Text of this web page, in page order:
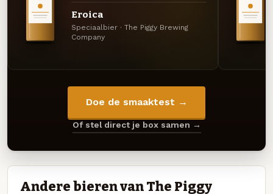
Eroica
Speciaalbier · The Piggy Brewing
Company
Doe de smaaktest →
Of stel direct je box samen →
Andere bieren van The Piggy